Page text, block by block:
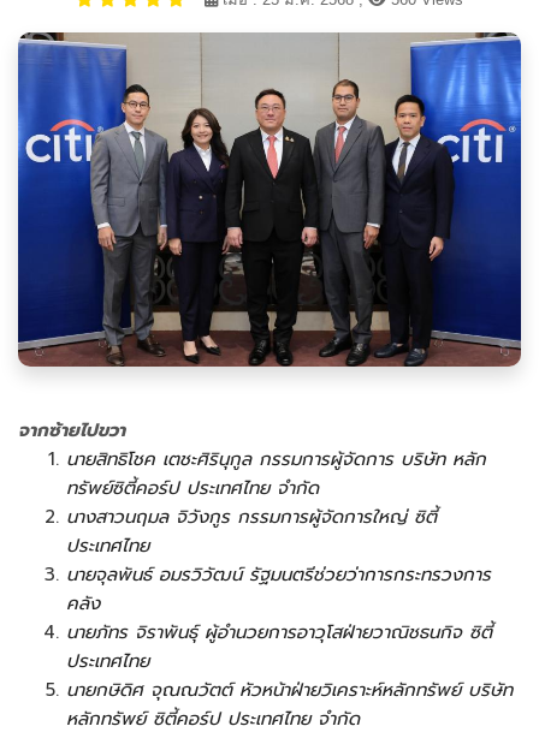
จากซ้ายไปขวา
นายสิทธิโชค เตชะศิรินุกูล กรรมการผู้จัดการ บริษัท หลัก
ทรัพย์ซิตี้คอร์ป ประเทศไทย จำกัด
นางสาวนฤมล จิวังกูร กรรมการผู้จัดการใหญ่ ซิตี้
ประเทศไทย
นายจุลพันธ์ อมรวิวัฒน์ รัฐมนตรีช่วยว่าการกระทรวงการ
คลัง
นายภัทร จิราพันธุ์ ผู้อำนวยการอาวุโสฝ่ายวาณิชธนกิจ ซิตี้
ประเทศไทย
นายกษิดิศ จุณณวัตต์ หัวหน้าฝ่ายวิเคราะห์หลักทรัพย์ บริษัท
หลักทรัพย์ ซิตี้คอร์ป ประเทศไทย จำกัด